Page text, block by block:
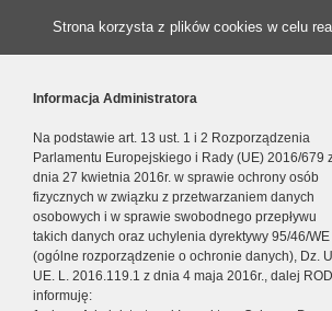
Strona korzysta z plików cookies w celu
Informacja Administratora
Na podstawie art. 13 ust. 1 i 2 Rozporządzenia
Parlamentu Europejskiego i Rady (UE) 2016/679
dnia 27 kwietnia 2016r. w sprawie ochrony osób
fizycznych w związku z przetwarzaniem danych
osobowych i w sprawie swobodnego przepływu
takich danych oraz uchylenia dyrektywy 95/46/WE
(ogólne rozporządzenie o ochronie danych), Dz.
UE. L. 2016.119.1 z dnia 4 maja 2016r., dalej
informuję: